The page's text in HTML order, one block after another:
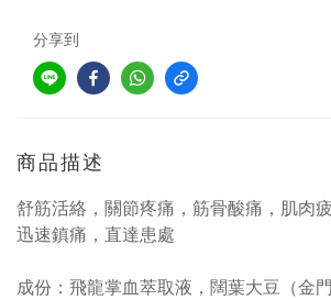
分享到
商品描述
舒筋活絡，關節疼痛，筋骨酸痛，肌肉
迅速鎮痛，直達患處
成份：飛龍掌血萃取液，闊葉大豆（金